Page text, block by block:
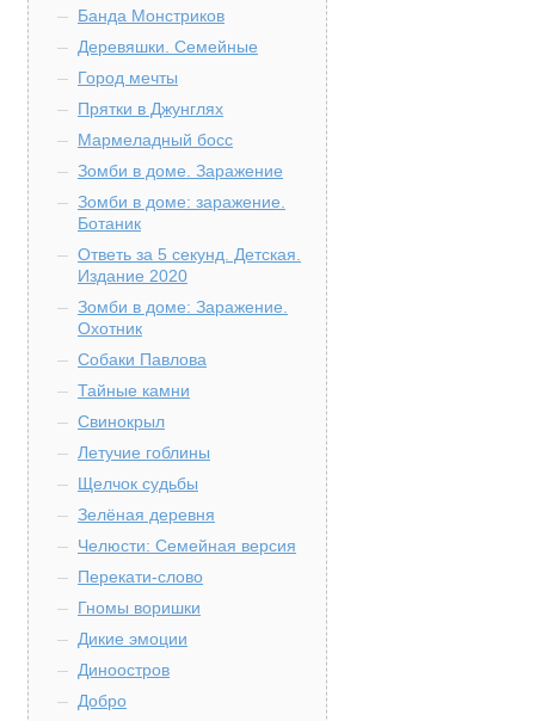
Банда Монстриков
Деревяшки. Семейные
Город мечты
Прятки в Джунглях
Мармеладный босс
Зомби в доме. Заражение
Зомби в доме: заражение.
Ботаник
Ответь за 5 секунд. Детская.
Издание 2020
Зомби в доме: Заражение.
Охотник
Собаки Павлова
Тайные камни
Свинокрыл
Летучие гоблины
Щелчок судьбы
Зелёная деревня
Челюсти: Семейная версия
Перекати-слово
Гномы воришки
Дикие эмоции
Диноостров
Добро